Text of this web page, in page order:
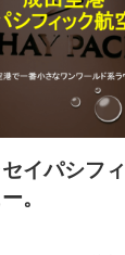
イパシフ
。